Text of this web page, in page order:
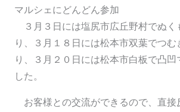
マルシェにどんどん参加
３月３日には塩尻市広丘野村でぬく
り、３月１８日には松本市双葉でつむ
り、３月２０日には松本市白板で凸凹
した。
お客様との交流ができるので、直接